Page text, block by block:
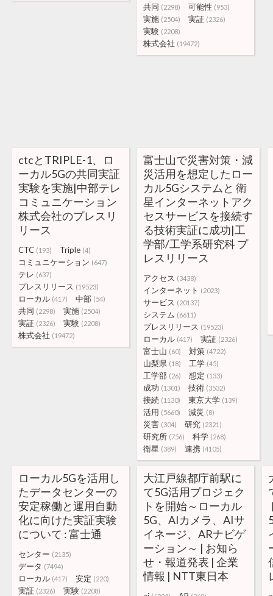
共同 (2298) 可能性 (953)
実施 (2504) 実証 (2326)
実験 (2208)
株式会社 (19472)
ctcとTRIPLE-1、ロ
ーカル5Gの共同実証
実験を実施|中部テレ
コミュニケーション
株式会社のプレスリ
リース
CTC (193) Triple (4)
コミュニケーション (647)
テレ (637)
プレスリリース (19523)
ローカル (417) 中部 (54)
共同 (2298) 実施 (2504)
実証 (2326) 実験 (2208)
株式会社 (19472)
富士山で災害対策・減
災活用を想定したロー
カル5Gシステムと 衛
星インターネットアク
セスサービスを接続す
る技術実証に成功|工
学部/工学系研究科 プ
レスリリース
アクセス (3438)
インターネット (2023)
サービス (20137)
システム (6611)
プレスリリース (19523)
ローカル (417) 実証 (2326)
富士山 (60) 対策 (4722)
山梨県 (18) 工学 (45)
工学部 (26) 想定 (133)
成功 (1301) 技術 (3532)
接続 (1130) 東京大学 (139)
活用 (5660) 減災 (8)
災害 (304) 研究 (2321)
研究所 (756) 科学 (268)
衛星 (389) 連携 (4105)
ローカル5Gを活用し
たデータセンターの
安定稼働と運用自動
化に向けた実証実験
について : 富士通
センター (2135)
データ (7494)
ローカル (417) 安定 (220)
実証 (2326) 実験 (2208)
大江戸線都庁前駅に
て5G活用プロジェク
トを開始～ローカル
5G、AIカメラ、AIサ
イネージ、ARナビゲ
ーション～ | お知ら
せ・報道発表 | 企業
情報 | NTT東日本